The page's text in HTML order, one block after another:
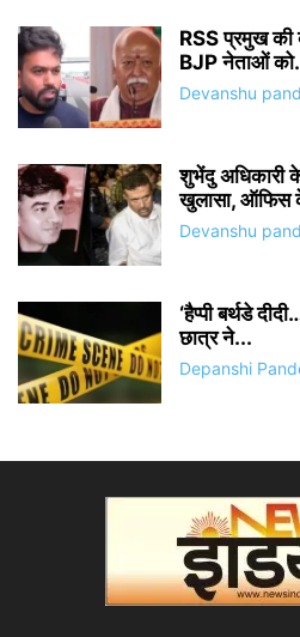
RSS प्रमुख की
BJP नेताओं
Devanshu
शुभेंदु अधिकारी
खुलासा, ऑफिस
Devanshu
‘हैप्पी बर्थडे
छात्र ने...
Depanshi